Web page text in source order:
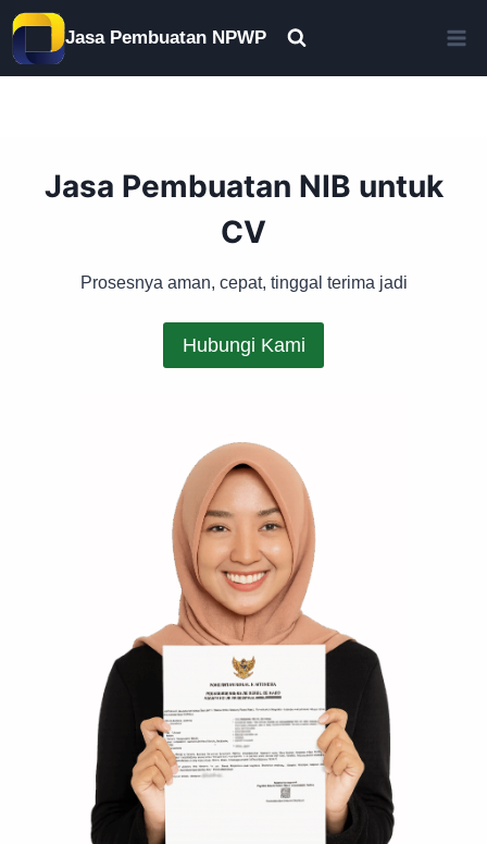
Skip
to
content
Jasa Pembuatan NPWP
Jasa Pembuatan NIB untuk
CV
Prosesnya aman, cepat, tinggal terima jadi
Hubungi Kami